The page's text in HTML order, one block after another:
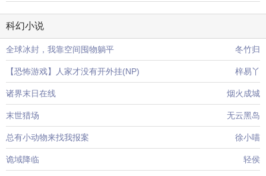
科幻小说
全球冰封，我靠空间囤物躺平 冬竹归
【恐怖游戏】人家才没有开外挂(NP) 梓易丫
诸界末日在线 烟火成城
末世猎场 无云黑岛
总有小动物来找我报案 徐小喵
诡域降临 轻侯